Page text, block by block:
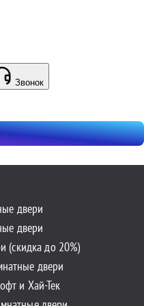
Звонок
двери
двери
(скидка до 20%)
двери
и Хай-Тек